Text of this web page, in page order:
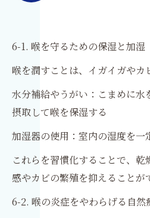
6-1. 喉を守るための保湿と加湿
喉を潤すことは、イガイガやカ
水分補給やうがい：こまめに水
摂取して喉を保湿する
加湿器の使用：室内の湿度を一
これらを習慣化することで、
感やカビの繁殖を抑えることが
6-2. 喉の炎症をやわらげる自然